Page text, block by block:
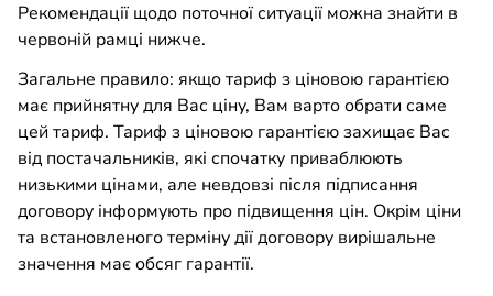
Рекомендації щодо поточної ситуації можна знайти в
червоній рамці нижче.
Загальне правило: якщо тариф з ціновою гарантією
має прийнятну для Вас ціну, Вам варто обрати саме
цей тариф. Тариф з ціновою гарантією захищає Вас
від постачальників, які спочатку приваблюють
низькими цінами, але невдовзі після підписання
договору інформують про підвищення цін. Окрім ціни
та встановленого терміну дії договору вирішальне
значення має обсяг гарантії.